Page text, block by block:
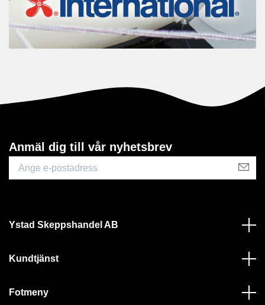
Anmäl dig till vår nyhetsbrev
Ystad Skeppshandel AB
Kundtjänst
Fotmeny